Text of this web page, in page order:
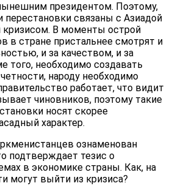
президентом. Поэтому,
перестановки связаны с Азиадой
кризисом. В моменты острой
в стране пристальнее смотрят и
и за качеством, и за
того, необходимо создавать
народу необходимо
работает, что видит
чиновников, поэтому такие
носят скорее
характер.
ознаменован
подтверждает тезис о
в экономике страны. Как, на
могут выйти из кризиса?